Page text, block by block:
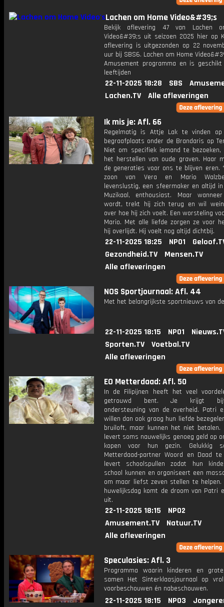
Lachen om Home Video&#39;s
Bekijk aflevering 47 van Lachen
Video&#39;s uit seizoen 2025 hier op
aflevering is uitgezonden op 22
uur bij SBS6. Lachen om Home
Amusement programma en is
leeftijden
22-11-2025 18:28 SBS
Lachen.TV
Alle afleveringen
Ik mis je: Afl. 66
Regelmatig is Attje Lak te vinden
begraafplaats onder de Brandaris op
Niet om specifiek iemand te
het herstellen van oude graven. Haar
de generaties voor ons te blijven eren.
zoon van Vera en Mario
levenslustig, een sfeermaker en altijd
Muzikaal, enthousiast. Maar
wordt, trekt hij zich terug en wil
over hoe hij zich voelt. Een worsteling
Mario. Met alle liefde zorgen ze voor
hij overlijdt. Hij voelt nog altijd dichtbij.
22-11-2025 18:25 NPO1
Gezondheid.TV
Mensen.TV
Alle afleveringen
NOS Sportjournaal: Afl. 44
Met het belangrijkste sportnieuws van
22-11-2025 18:15 NPO1
Sporten.TV
Voetbal.TV
Alle afleveringen
EO Metterdaad: Afl. 50
In de Filipijnen heeft het veel
getrouwd bent. Je krijgt
ondersteuning van de overheid. Patri
willen dan ook graag hun liefde
bruiloft, maar kunnen het niet betalen.
levert soms nauwelijks genoeg geld op
kopen voor hun gezin. Gelukkig
Metterdaad-partner Woord en Daad
levert schoolspullen zodat hun
school kunnen en organiseert een
om maar liefst zeven stellen te helpen.
huwelijksdag komt de droom van Patri
uit.
22-11-2025 18:15
NPO2
Amusement.TV
Natuur.TV
Alle afleveringen
Speculasies: Afl. 3
Programma waarin kinderen en
samen Het Sinterklaasjournaal op
voorbeschouwen én nabeschouwen.
22-11-2025 18:15 NPO3